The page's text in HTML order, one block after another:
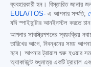
ব্যবহারকারী হন। বিস্তারিত জানার
EULA/TOS- এ আপনার সম্মতি,
যদি স্পাইহান্টার আনইনস্টল করতে
আপনার সাবস্ক্রিপশনের স্বয়ংক্রিয়
তারিখের আগে, নিবন্ধনের সময়
হবে। আপনার ট্রায়াল শুরু হওয়ার
অ্যাকাউন্টে শুধুমাত্র একটি ট্রায়াল